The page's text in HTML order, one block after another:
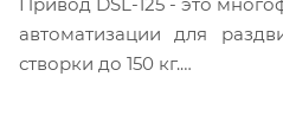
автоматизации для
створки до 150 кг.